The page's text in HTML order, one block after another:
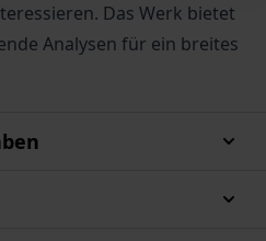
Das Werk bietet
Analysen für ein breites